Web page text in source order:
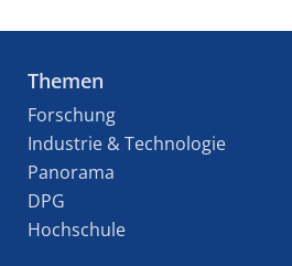
Themen
Forschung
Industrie & Technologie
Panorama
DPG
Hochschule